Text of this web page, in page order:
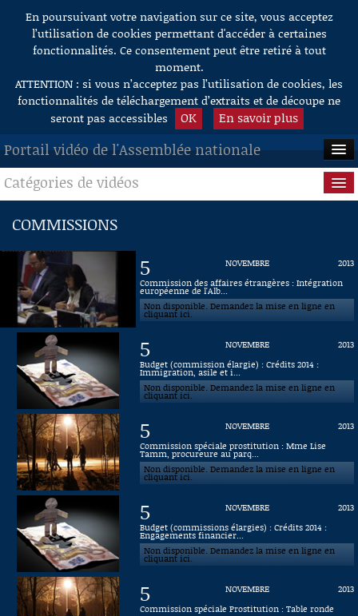
Aller au contenu
En poursuivant votre navigation sur ce site, vous acceptez
l’utilisation de cookies permettant d'accéder à certaines
fonctionnalités. Ce consentement peut être retiré à tout
moment.
ATTENTION : si vous n’acceptez pas l’utilisation de cookies, les
fonctionnalités de téléchargement d’extraits et de découpe ne
seront pas accessibles
OK En savoir plus
Portail vidéo de l'Assemblée nationale
ACCUEIL
EN DIRECT
À LA DEMANDE
RECHERCHE
AIDE À LA DÉCOUPE
DE VIDÉOS
Catégories de vidéos
Questions au Gouvernement
Commissions
Présidence
Évènements
Connaissance, Histoire
COMMISSIONS
5 NOVEMBRE
2013
Commission des affaires étrangères : Intégration
européenne de l'Alb...
Non disponible. Demandez la mise en ligne en
cliquant ici.
5 NOVEMBRE
2013
Budget (commission élargie) : Crédits 2014 :
Immigration, asile et i...
Non disponible. Demandez la mise en ligne en
cliquant ici.
5 NOVEMBRE
2013
Commission spéciale prostitution : Mme Lise
Tamm, procureure au parq...
Non disponible. Demandez la mise en ligne en
cliquant ici.
5 NOVEMBRE
2013
Budget (commissions élargies) : Crédits 2014 :
Engagements financier...
Non disponible. Demandez la mise en ligne en
cliquant ici.
5 NOVEMBRE
2013
Commission spéciale Prostitution : Table ronde